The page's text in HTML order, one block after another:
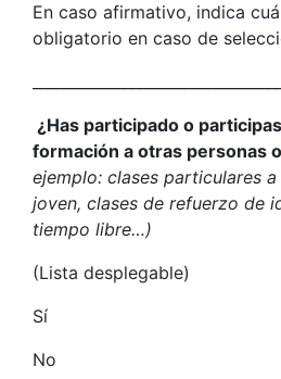
En caso afirmativo, indica
obligatorio en caso de
¿Has participado o
formación a otras personas
ejemplo: clases particulares
joven, clases de refuerzo de
tiempo libre…)
(Lista desplegable)
Sí
No